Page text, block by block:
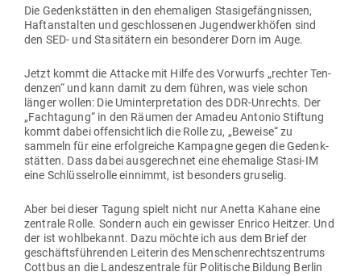
Die Gedenk­stätten in den ehe­ma­ligen Sta­si­ge­fäng­nissen,
Haft­an­stalten und geschlos­senen Jugend­werk­höfen sind
den SED- und Sta­si­tätern ein beson­derer Dorn im Auge.
Jetzt kommt die Attacke mit Hilfe des Vor­wurfs „rechter Ten­
denzen“ und kann damit zu dem führen, was viele schon
länger wollen: Die Umin­ter­pre­tation des DDR-Unrechts. Der
„Fach­tagung“ in den Räumen der Amadeu Antonio Stiftung
kommt dabei offen­sichtlich die Rolle zu, „Beweise“ zu
sammeln für eine erfolg­reiche Kam­pagne gegen die Gedenk­
stätten. Dass dabei aus­ge­rechnet eine ehe­malige Stasi-IM
eine Schlüs­sel­rolle ein­nimmt, ist besonders gruselig.
Aber bei dieser Tagung spielt nicht nur Anetta Kahane eine
zen­trale Rolle. Sondern auch ein gewisser Enrico Heitzer. Und
der ist wohl­be­kannt. Dazu möchte ich aus dem Brief der
geschäfts­füh­renden Lei­terin des Men­schen­rechts­zen­trums
Cottbus an die Lan­des­zen­trale für Poli­tische Bildung Berlin